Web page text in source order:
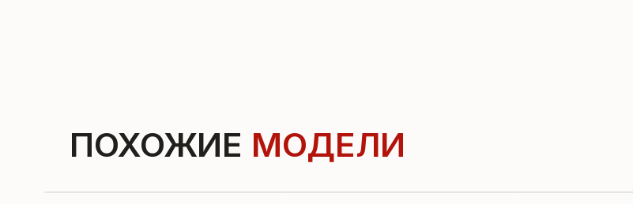
ПОХОЖИЕ МОДЕЛИ